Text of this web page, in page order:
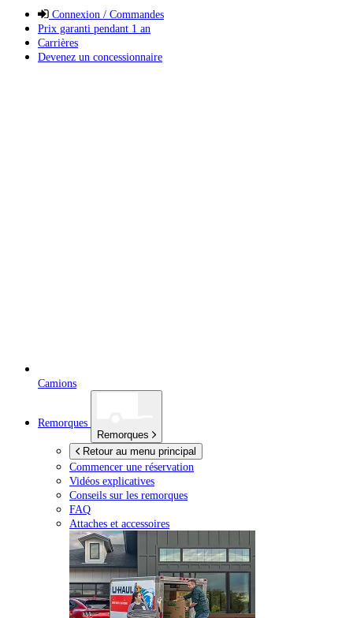
Connexion / Commandes
Prix garanti pendant 1 an
Carrières
Devenez un concessionnaire
Camions
Remorques
Remorques
Retour au menu principal
Commencer une réservation
Vidéos explicatives
Conseils sur les remorques
FAQ
Attaches et accessoires